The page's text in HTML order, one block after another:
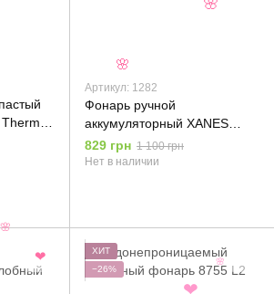
Fan
Артикул: 1282
Фонарь ручной
аккумуляторный XANES
1282 XHP90
829 грн 1 100 грн
Нет в наличии
ХИТ
−26%
🌸
🌸
🌸
🌸
❤